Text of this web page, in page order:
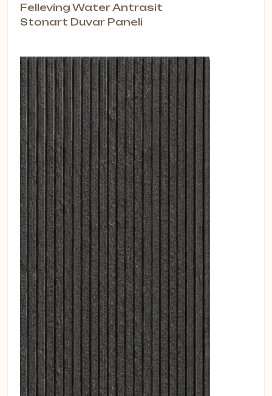
Felleving Water Antrasit
Stonart Duvar Paneli